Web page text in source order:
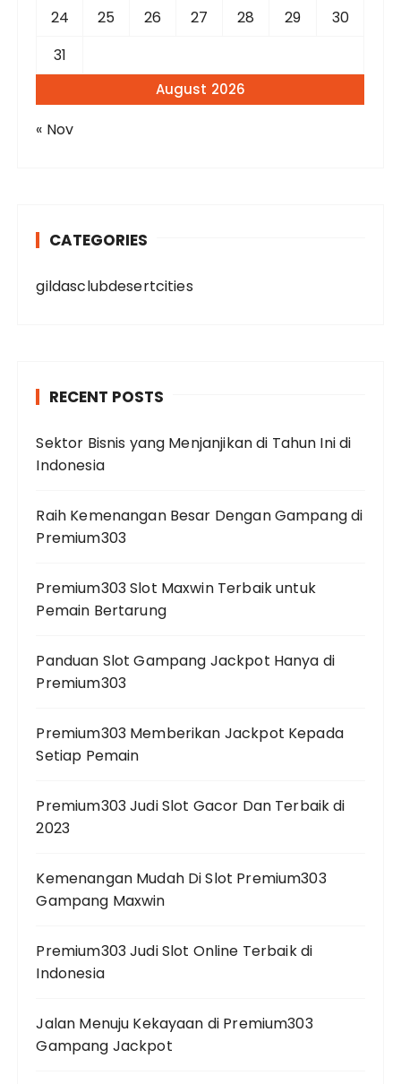
August 2026
24
25 26 27 28 29
30
31
« Nov
CATEGORIES
gildasclubdesertcities
RECENT POSTS
Sektor Bisnis yang Menjanjikan di Tahun Ini di
Indonesia
Raih Kemenangan Besar Dengan Gampang di
Premium303
Premium303 Slot Maxwin Terbaik untuk
Pemain Bertarung
Panduan Slot Gampang Jackpot Hanya di
Premium303
Premium303 Memberikan Jackpot Kepada
Setiap Pemain
Premium303 Judi Slot Gacor Dan Terbaik di
2023
Kemenangan Mudah Di Slot Premium303
Gampang Maxwin
Premium303 Judi Slot Online Terbaik di
Indonesia
Jalan Menuju Kekayaan di Premium303
Gampang Jackpot